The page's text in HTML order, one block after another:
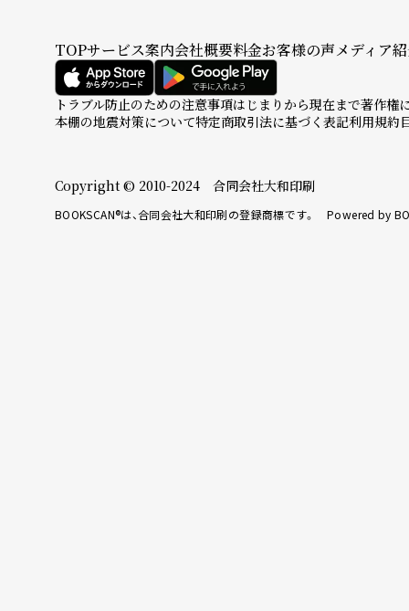
TOPサービス案内会社概要料金お客様の声メディア
トラブル防止のための注意事項はじまりから現在まで著作権
本棚の地震対策について特定商取引法に基づく表記利用規約
Copyright © 2010-2024 合同会社大和印刷
BOOKSCAN®は、合同会社大和印刷の登録商標です。 Powered by